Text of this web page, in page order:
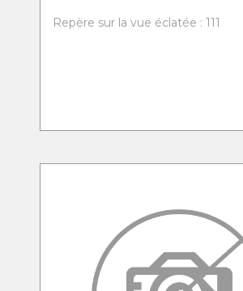
Repère sur la vue éclatée : 111